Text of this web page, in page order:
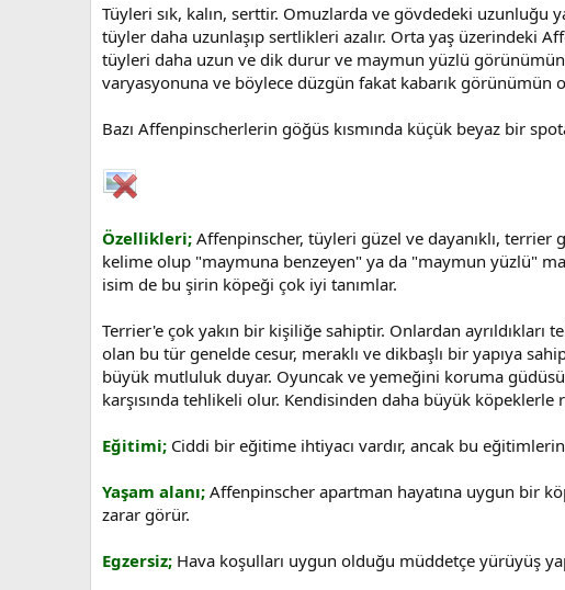
Tüyleri sık, kalın, serttir. Omuzlarda ve gövdedeki uzunluğu
tüyler daha uzunlaşıp sertlikleri azalır. Orta yaş üzerindeki
tüyleri daha uzun ve dik durur ve maymun yüzlü
varyasyonuna ve böylece düzgün fakat kabarık görünümün
Bazı Affenpinscherlerin göğüs kısmında küçük beyaz bir
Özellikleri; Affenpinscher, tüyleri güzel ve dayanıklı,
kelime olup "maymuna benzeyen" ya da "maymun yüzlü"
isim de bu şirin köpeği çok iyi tanımlar.
Terrier'e çok yakın bir kişiliğe sahiptir. Onlardan
olan bu tür genelde cesur, meraklı ve dikbaşlı bir yapıya
büyük mutluluk duyar. Oyuncak ve yemeğini koruma
karşısında tehlikeli olur. Kendisinden daha büyük
Eğitimi; Ciddi bir eğitime ihtiyacı vardır, ancak bu
Yaşam alanı; Affenpinscher apartman hayatına uygun bir
zarar görür.
Egzersiz; Hava koşulları uygun olduğu müddetçe yürüyüş